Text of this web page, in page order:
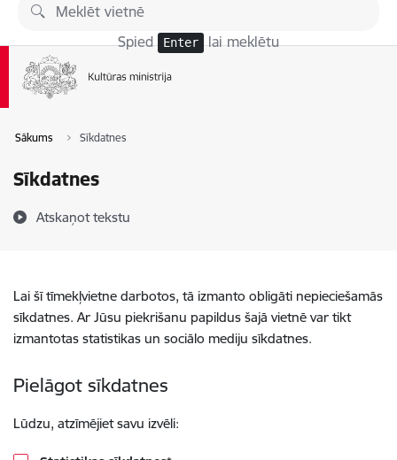
Pāriet uz lapas saturu
Spied Enter lai meklētu
Sākums Sīkdatnes
Sīkdatnes
Atskaņot tekstu
Lai šī tīmekļvietne darbotos, tā izmanto obligāti nepieciešamās
sīkdatnes. Ar Jūsu piekrišanu papildus šajā vietnē var tikt
izmantotas statistikas un sociālo mediju sīkdatnes.
Pielāgot sīkdatnes
Lūdzu, atzīmējiet savu izvēli: